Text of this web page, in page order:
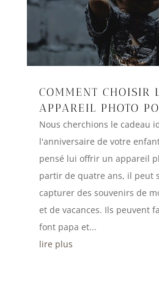
COMMENT CHOISIR
APPAREIL PHOTO
Nous cherchions le cadeau
l'anniversaire de votre
pensé lui offrir un appareil
partir de quatre ans, il peut
capturer des souvenirs de
et de vacances. Ils peuvent
font papa et...
lire plus